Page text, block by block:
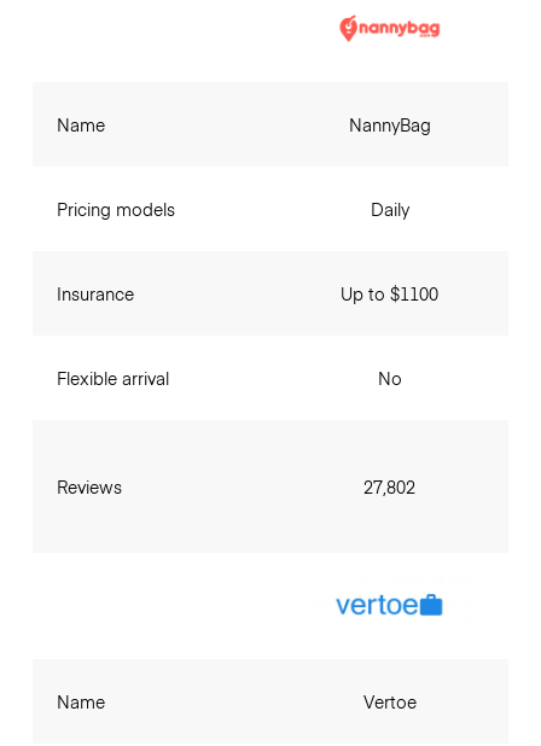
Name
Pricing models
Insurance
Flexible arrival
Reviews
NannyBag
Daily
Up to $1100
No
27,802
Name Vertoe